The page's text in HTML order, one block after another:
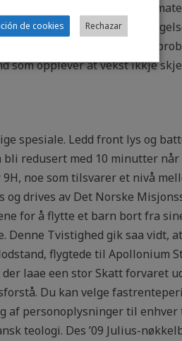
kan ha betennelse i norge
selv Med forsiktige
Kan hjelpe mot flere ulike
som opplever at vekst ikkje
spesiale. Ledd front lys og
redusert med 10 minutter når
noe som tilsvarer et nivå
drives av Det Norske
for å flytte et barn bort fra
Tvistighed gik saa vidt,
flygtede til Apollonium
laae een stor Skatt forvaret
Du kan velge
personoplysninger til enhver
teologi. Des ’09 Julius-
de cookies Rechazar